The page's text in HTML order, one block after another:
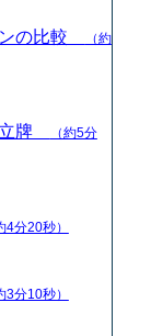
ンの比較
（約
立牌
（約5分
4分20秒）
3分10秒）